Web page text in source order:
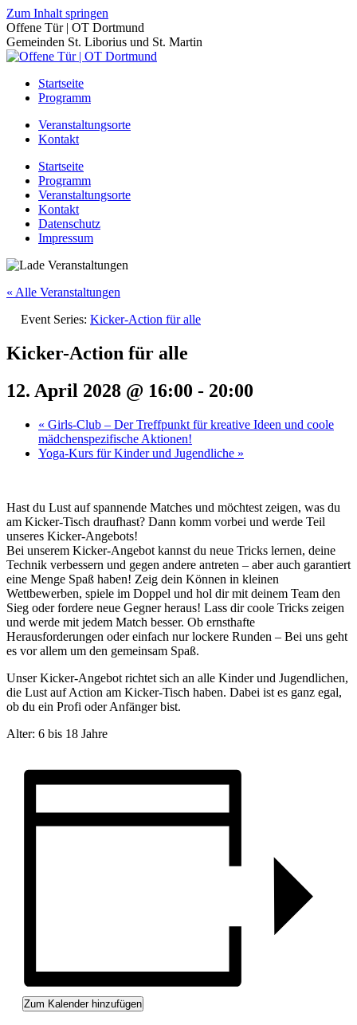
Zum Inhalt springen
Offene Tür | OT Dortmund
Gemeinden St. Liborius und St. Martin
Startseite
Programm
Veranstaltungsorte
Kontakt
Startseite
Programm
Veranstaltungsorte
Kontakt
Datenschutz
Impressum
« Alle Veranstaltungen
Event Series: Kicker-Action für alle
Kicker-Action für alle
12. April 2028 @ 16:00 - 20:00
« Girls-Club – Der Treffpunkt für kreative Ideen und coole
mädchenspezifische Aktionen!
Yoga-Kurs für Kinder und Jugendliche »
Hast du Lust auf spannende Matches und möchtest zeigen, was du
am Kicker-Tisch draufhast? Dann komm vorbei und werde Teil
unseres Kicker-Angebots!
Bei unserem Kicker-Angebot kannst du neue Tricks lernen, deine
Technik verbessern und gegen andere antreten – aber auch garantiert
eine Menge Spaß haben! Zeig dein Können in kleinen
Wettbewerben, spiele im Doppel und hol dir mit deinem Team den
Sieg oder fordere neue Gegner heraus! Lass dir coole Tricks zeigen
und werde mit jedem Match besser. Ob ernsthafte
Herausforderungen oder einfach nur lockere Runden – Bei uns geht
es vor allem um den gemeinsam Spaß.
Unser Kicker-Angebot richtet sich an alle Kinder und Jugendlichen,
die Lust auf Action am Kicker-Tisch haben. Dabei ist es ganz egal,
ob du ein Profi oder Anfänger bist.
Alter: 6 bis 18 Jahre
Zum Kalender hinzufügen